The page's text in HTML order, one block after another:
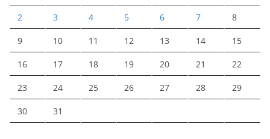
2 3 4 5 6 7 8
9 10 11 12 13 14 15
16 17 18 19 20 21 22
23 24 25 26 27 28 29
30 31